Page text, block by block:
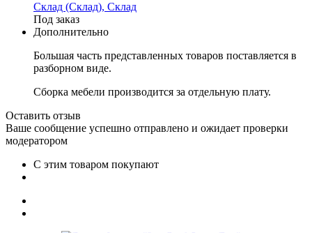
Склад (Склад), Склад
Под заказ
Дополнительно
Большая часть представленных товаров поставляется в
разборном виде.
Сборка мебели производится за отдельную плату.
Оставить отзыв
Ваше сообщение успешно отправлено и ожидает проверки
модератором
С этим товаром покупают